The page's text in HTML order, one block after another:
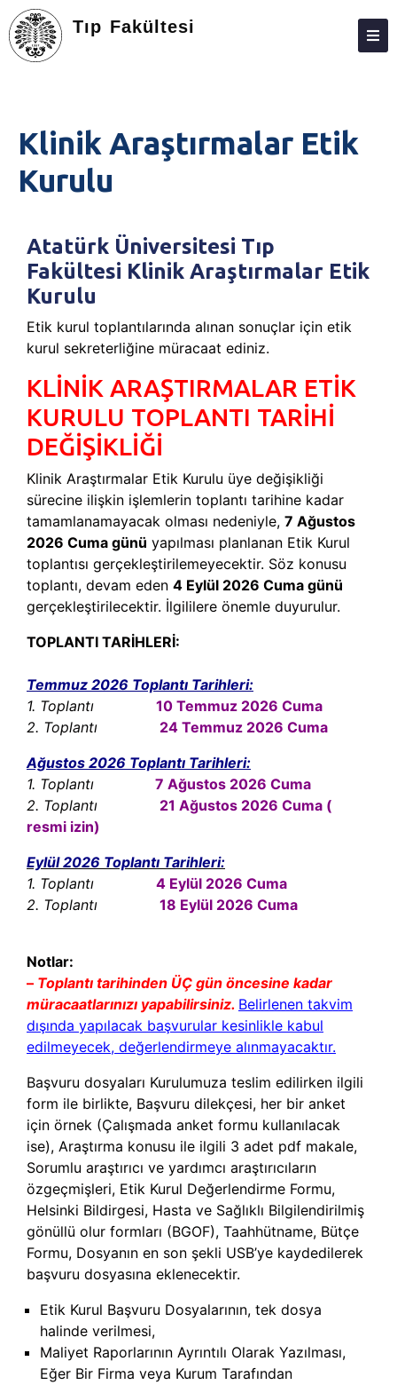
Tıp Fakültesi
ARAŞTIRMA
EĞITIM
MEZUN
E-BAĞLANTILAR
MEVZUAT
KALITE
İLETIŞIM
Klinik Araştırmalar Etik
Kurulu
Atatürk Üniversitesi Tıp
Fakültesi Klinik Araştırmalar Etik
Kurulu
Etik kurul toplantılarında alınan sonuçlar için etik
kurul sekreterliğine müracaat ediniz.
KLİNİK ARAŞTIRMALAR ETİK
KURULU TOPLANTI TARİHİ
DEĞİŞİKLİĞİ
Klinik Araştırmalar Etik Kurulu üye değişikliği
sürecine ilişkin işlemlerin toplantı tarihine kadar
tamamlanamayacak olması nedeniyle, 7 Ağustos
2026 Cuma günü yapılması planlanan Etik Kurul
toplantısı gerçekleştirilemeyecektir. Söz konusu
toplantı, devam eden 4 Eylül 2026 Cuma günü
gerçekleştirilecektir. İlgililere önemle duyurulur.
TOPLANTI TARİHLERİ:
Temmuz 2026 Toplantı Tarihleri:
1. Toplantı
10 Temmuz 2026 Cuma
2. Toplantı
24 Temmuz 2026 Cuma
Ağustos 2026 Toplantı Tarihleri:
1. Toplantı
7 Ağustos 2026 Cuma
2. Toplantı
21 Ağustos 2026 Cuma (
resmi izin)
Eylül 2026 Toplantı Tarihleri:
1. Toplantı
4 Eylül 2026 Cuma
2. Toplantı
18 Eylül 2026 Cuma
Notlar:
– Toplantı tarihinden ÜÇ gün öncesine kadar
müracaatlarınızı yapabilirsiniz. Belirlenen takvim
dışında yapılacak başvurular kesinlikle kabul
edilmeyecek, değerlendirmeye alınmayacaktır.
Başvuru dosyaları Kurulumuza teslim edilirken ilgili
form ile birlikte, Başvuru dilekçesi, her bir anket
için örnek (Çalışmada anket formu kullanılacak
ise), Araştırma konusu ile ilgili 3 adet pdf makale,
Sorumlu araştırıcı ve yardımcı araştırıcıların
özgeçmişleri, Etik Kurul Değerlendirme Formu,
Helsinki Bildirgesi, Hasta ve Sağlıklı Bilgilendirilmiş
gönüllü olur formları (BGOF), Taahhütname, Bütçe
Formu, Dosyanın en son şekli USB’ye kaydedilerek
başvuru dosyasına eklenecektir.
Etik Kurul Başvuru Dosyalarının, tek dosya
halinde verilmesi,
Maliyet Raporlarının Ayrıntılı Olarak Yazılması,
Eğer Bir Firma veya Kurum Tarafından